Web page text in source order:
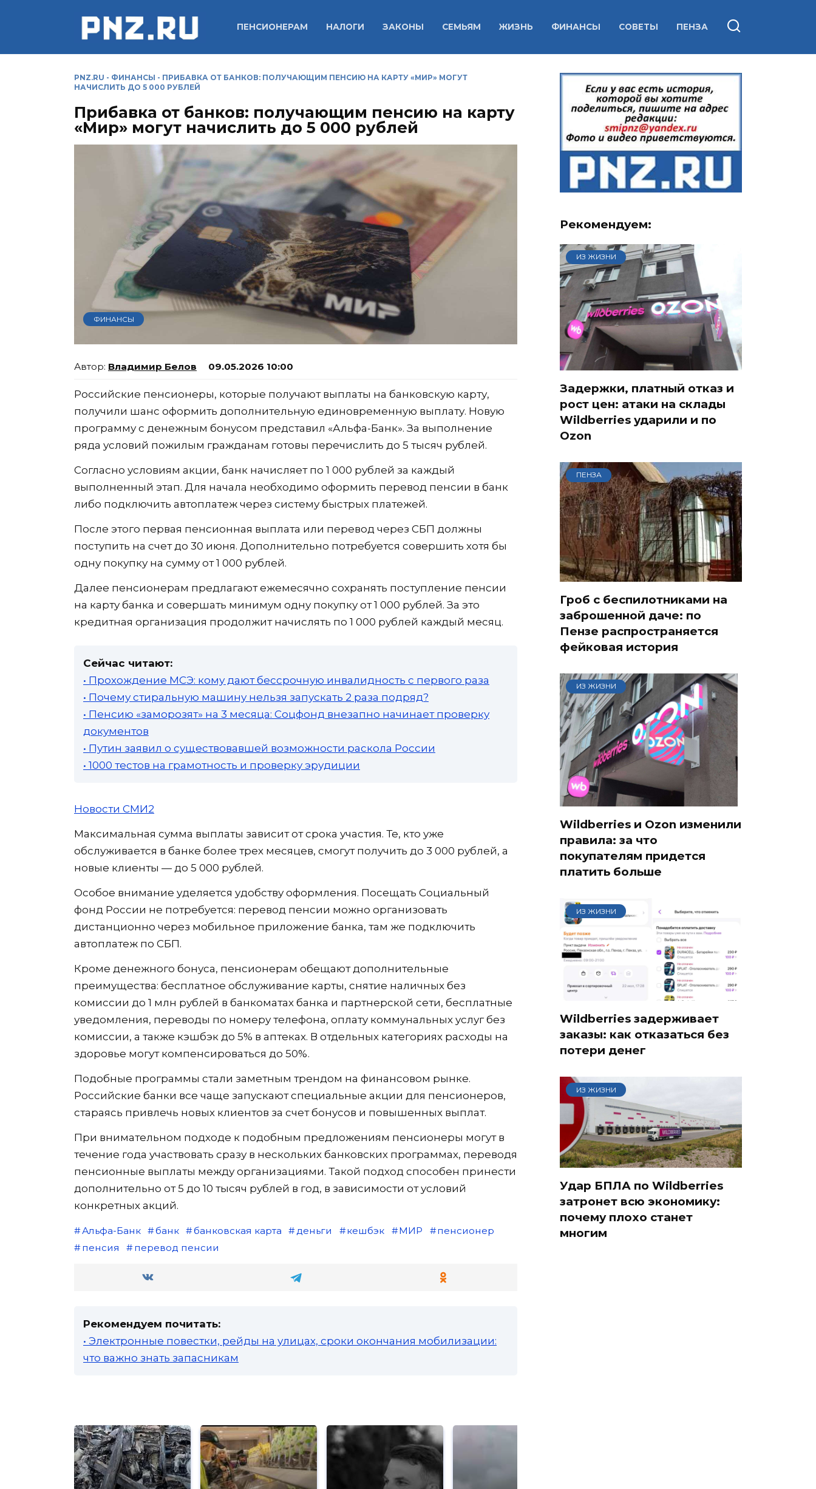
ПЕНСИОНЕРАМ НАЛОГИ ЗАКОНЫ СЕМЬЯМ ЖИЗНЬ ФИНАНСЫ СОВЕТЫ ПЕНЗА
PNZ.RU - ФИНАНСЫ - ПРИБАВКА ОТ БАНКОВ: ПОЛУЧАЮЩИМ ПЕНСИЮ НА КАРТУ «МИР» МОГУТ
НАЧИСЛИТЬ ДО 5 000 РУБЛЕЙ
Прибавка от банков: получающим пенсию на карту
«Мир» могут начислить до 5 000 рублей
ФИНАНСЫ
Владимир Белов 09.05.2026 10:00
Российские пенсионеры, которые получают выплаты на банковскую карту,
получили шанс оформить дополнительную единовременную выплату. Новую
программу с денежным бонусом представил «Альфа-Банк». За выполнение
ряда условий пожилым гражданам готовы перечислить до 5 тысяч рублей.
Согласно условиям акции, банк начисляет по 1 000 рублей за каждый
выполненный этап. Для начала необходимо оформить перевод пенсии в банк
либо подключить автоплатеж через систему быстрых платежей.
После этого первая пенсионная выплата или перевод через СБП должны
поступить на счет до 30 июня. Дополнительно потребуется совершить хотя бы
одну покупку на сумму от 1 000 рублей.
Далее пенсионерам предлагают ежемесячно сохранять поступление пенсии
на карту банка и совершать минимум одну покупку от 1 000 рублей. За это
кредитная организация продолжит начислять по 1 000 рублей каждый месяц.
Сейчас читают:
• Прохождение МСЭ: кому дают бессрочную инвалидность с первого раза
• Почему стиральную машину нельзя запускать 2 раза подряд?
• Пенсию «заморозят» на 3 месяца: Соцфонд внезапно начинает проверку
документов
• Путин заявил о существовавшей возможности раскола России
• 1000 тестов на грамотность и проверку эрудиции
Новости СМИ2
Максимальная сумма выплаты зависит от срока участия. Те, кто уже
обслуживается в банке более трех месяцев, смогут получить до 3 000 рублей, а
новые клиенты — до 5 000 рублей.
Особое внимание уделяется удобству оформления. Посещать Социальный
фонд России не потребуется: перевод пенсии можно организовать
дистанционно через мобильное приложение банка, там же подключить
автоплатеж по СБП.
Кроме денежного бонуса, пенсионерам обещают дополнительные
преимущества: бесплатное обслуживание карты, снятие наличных без
комиссии до 1 млн рублей в банкоматах банка и партнерской сети, бесплатные
уведомления, переводы по номеру телефона, оплату коммунальных услуг без
комиссии, а также кэшбэк до 5% в аптеках. В отдельных категориях расходы на
здоровье могут компенсироваться до 50%.
Подобные программы стали заметным трендом на финансовом рынке.
Российские банки все чаще запускают специальные акции для пенсионеров,
стараясь привлечь новых клиентов за счет бонусов и повышенных выплат.
При внимательном подходе к подобным предложениям пенсионеры могут в
течение года участвовать сразу в нескольких банковских программах, переводя
пенсионные выплаты между организациями. Такой подход способен принести
дополнительно от 5 до 10 тысяч рублей в год, в зависимости от условий
конкретных акций.
Альфа-Банк банк банковская карта деньги кешбэк МИР
пенсионер
пенсия
перевод пенсии
Рекомендуем почитать:
• Электронные повестки, рейды на улицах, сроки окончания мобилизации:
что важно знать запасникам
Рекомендуем:
ИЗ ЖИЗНИ
Задержки, платный отказ и
рост цен: атаки на склады
Wildberries ударили и по
Ozon
ПЕНЗА
Гроб с беспилотниками на
заброшенной даче: по
Пензе распространяется
фейковая история
ИЗ ЖИЗНИ
Wildberries и Ozon изменили
правила: за что
покупателям придется
платить больше
ИЗ ЖИЗНИ
Wildberries задерживает
заказы: как отказаться без
потери денег
ИЗ ЖИЗНИ
Удар БПЛА по Wildberries
затронет всю экономику:
почему плохо станет
многим